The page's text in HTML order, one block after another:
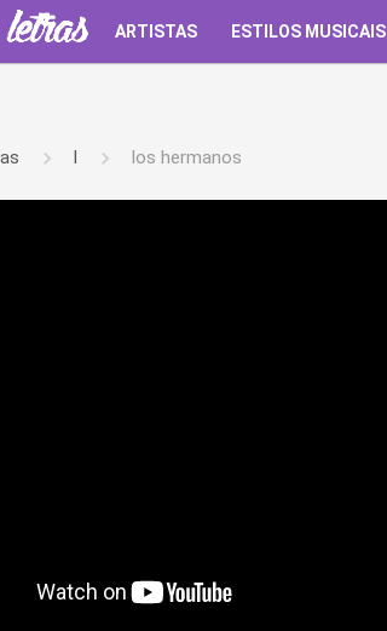
ARTISTAS ESTILOS MUSICAIS
l los hermanos